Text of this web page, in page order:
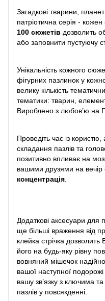
Загадкові тварини,
патріотична серія -
100 сюжетів дозволить
або заповнити пустуючу
Унікальність кожного
фігурних пазлинок у
велику кількість
тематики: тварин,
Вироблено з любов’ю на
Проведіть час із
складання пазлів та
позитивно впливає на
вашими друзями на вечір
концентрація
Додаткові аксесуари для
ще більші враження від
клейка стрічка
його на будь-яку рівну
вовняний мішечок
вашої наступної
вашу зв’язку з ключима
пазлів у повсякденні.